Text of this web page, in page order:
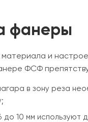
фанеры
и
ФСФ
в зону реза
10 мм